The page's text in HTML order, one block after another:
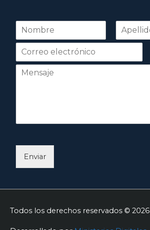
N
m
r
Nombre Apellidos
Enviar
Todos los derechos reservados © 2026